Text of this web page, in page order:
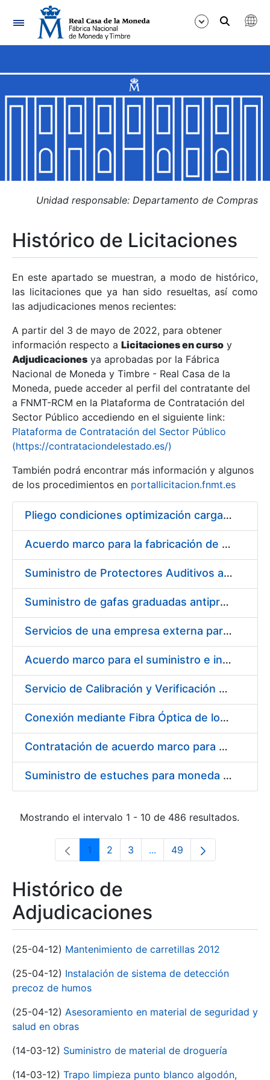
Navegación
Mostrar/Ocultar
Mostrar/Ocultar
Mostrar/Ocultar
Mostrar/Ocultar
Mostrar/Ocultar
Mostrar/Ocultar
Unidad responsable: Departamento de Compras
Histórico de Licitaciones
En este apartado se muestran, a modo de histórico,
las licitaciones que ya han sido resueltas, así como
las adjudicaciones menos recientes:
A partir del 3 de mayo de 2022, para obtener
información respecto a Licitaciones en curso y
Adjudicaciones ya aprobadas por la Fábrica
Nacional de Moneda y Timbre - Real Casa de la
Moneda, puede acceder al perfil del contratante del
a FNMT-RCM en la Plataforma de Contratación del
Sector Público accediendo en el siguiente link:
Plataforma de Contratación del Sector Público
(https://contrataciondelestado.es/)
También podrá encontrar más información y algunos
de los procedimientos en portallicitacion.fnmt.es
Pliego condiciones optimización cargas compras firmado
Acuerdo marco para la fabricación de piezas
Suministro de Protectores Auditivos a medida para las personas trabajadoras de los Centros de Trabajo de Madrid y Burgos
Suministro de gafas graduadas antiproyecciones para los trabajadores de la FNMT-RCM en los centros de trabajo de Madrid y Burgos
Servicios de una empresa externa para el asesoramiento y resolución de los recursos de alzada que se presentan relacionados con procesos de selección para la FNMT-RCM
Acuerdo marco para el suministro e instalación de persianas, estores y otros complementos
Servicio de Calibración y Verificación Externa de los Equipos de Medición del Servicio de Prevención de la FNMT-RCM
Conexión mediante Fibra Óptica de los Centros de Proceso de Datos (CPDs) de las sedes de la FNMT-RCM de Burgos y Madrid
Contratación de acuerdo marco para el Suministro de Material de Electricidad para la Fábrica Nacional de Moneda y Timbre-Real Casa de la Moneda en su centro de trabajo de Burgos
Suministro de estuches para moneda de 30 €
Mostrando el intervalo 1 - 10 de 486 resultados.
Página
1 Página
2 Página
3 ...Páginas intermedias Use
Página
49
Histórico de
Adjudicaciones
(25-04-12) Mantenimiento de carretillas 2012
(25-04-12) Instalación de sistema de detección
precoz de humos
(25-04-12) Asesoramiento en material de seguridad y
salud en obras
(14-03-12) Suministro de material de droguería
(14-03-12) Trapo limpieza punto blanco algodón,